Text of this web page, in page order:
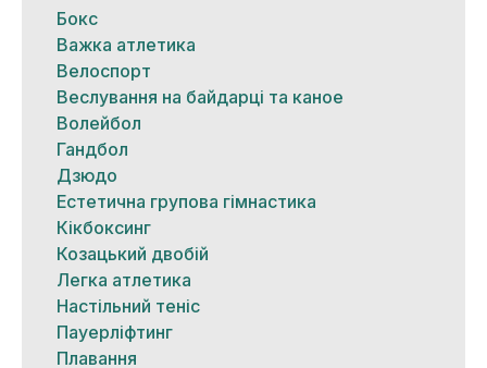
Бокс
Важка атлетика
Велоспорт
Веслування на байдарці та каное
Волейбол
Гандбол
Дзюдо
Естетична групова гімнастика
Кікбоксинг
Козацький двобій
Легка атлетика
Настільний теніс
Пауерліфтинг
Плавання